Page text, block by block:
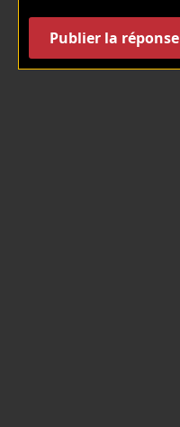
Publier la réponse